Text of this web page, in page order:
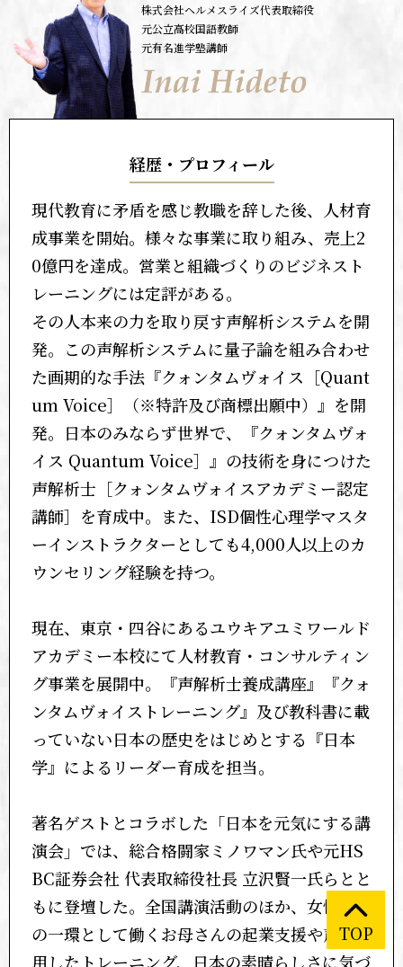
株式会社ヘルメスライズ代表取締役
元公立高校国語教師
元有名進学塾講師
経歴・プロフィール
現代教育に矛盾を感じ教職を辞した後、人材育
成事業を開始。様々な事業に取り組み、売上2
0億円を達成。営業と組織づくりのビジネスト
レーニングには定評がある。
その人本来の力を取り戻す声解析システムを開
発。この声解析システムに量子論を組み合わせ
た画期的な手法『クォンタムヴォイス［Quant
um Voice］（※特許及び商標出願中）』を開
発。日本のみならず世界で、『クォンタムヴォ
イス Quantum Voice］』の技術を身につけた
声解析士［クォンタムヴォイスアカデミー認定
講師］を育成中。また、ISD個性心理学マスタ
ーインストラクターとしても4,000人以上のカ
ウンセリング経験を持つ。
現在、東京・四谷にあるユウキアユミワールド
アカデミー本校にて人材教育・コンサルティン
グ事業を展開中。『声解析士養成講座』『クォ
ンタムヴォイストレーニング』及び教科書に載
っていない日本の歴史をはじめとする『日本
学』によるリーダー育成を担当。
著名ゲストとコラボした「日本を元気にする講
演会」では、総合格闘家ミノワマン氏や元HS
BC証券会社 代表取締役社長 立沢賢一氏らとと
もに登壇した。全国講演活動のほか、女性支援
の一環として働くお母さんの起業支援や声を活
用したトレーニング、日本の素晴らしさに気づ
TOP